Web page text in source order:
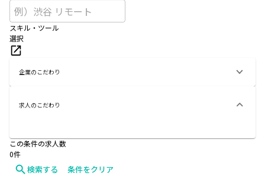
スキル・ツール
選択
企業のこだわり
求人のこだわり
この条件の求人数
0件
検索する 条件をクリア